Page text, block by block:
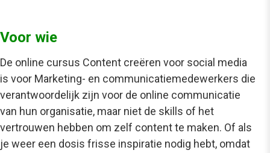
Voor wie
De online cursus Content creëren voor social media
is voor Marketing- en communicatiemedewerkers die
verantwoordelijk zijn voor de online communicatie
van hun organisatie, maar niet de skills of het
vertrouwen hebben om zelf content te maken. Of als
je weer een dosis frisse inspiratie nodig hebt, omdat